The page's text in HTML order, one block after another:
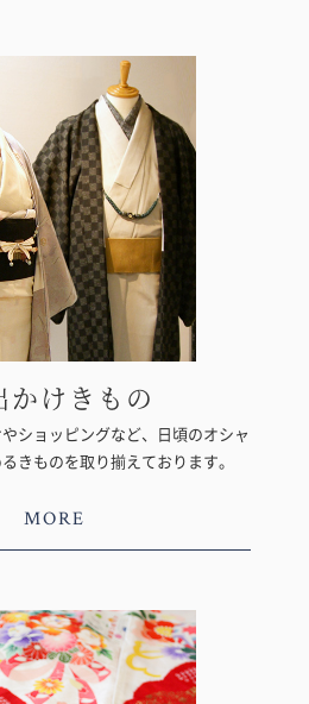
かけきもの
ショッピングなど、日頃のオシャ
きものを取り揃えております。
MORE